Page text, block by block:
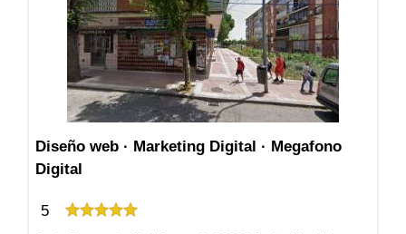
Diseño web · Marketing Digital · Megafono
Digital
5